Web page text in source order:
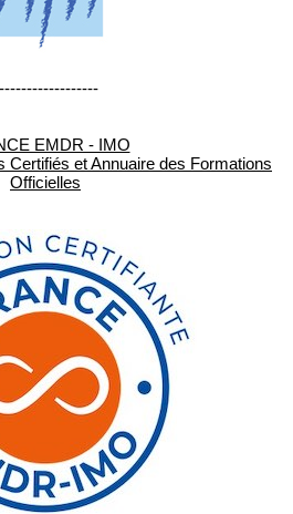
EMDR - IMO
Certifiés et Annuaire des Formations
Officielles